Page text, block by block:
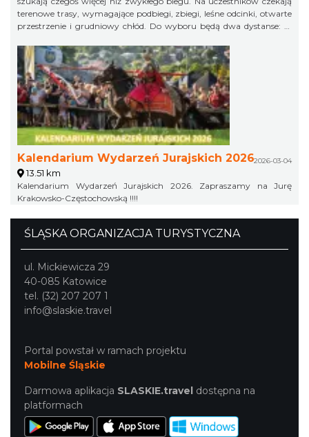
terenowe trasy, wymagające podbiegi, zbiegi, leśne odcinki, otwarte
przestrzenie i grudniowy chłód. Do wyboru będą dwa dystanse: 21
jako Extremalny Ćwierćmaraton Jurajski. Krótszy dystans jest
przeznaczony zarówno dla biegaczy, jak i miłośników nordic
walking. Trasy zostaną przygotowane bezpiecznie, ale zachowają
swój terenowy charakter i zimowy pazur.
Kalendarium Wydarzeń Jurajskich 20262026-03-04
13.51 km
Kalendarium Wydarzeń Jurajskich 2026. Zapraszamy na Jurę
Krakowsko-Częstochowską !!!!
ŚLĄSKA ORGANIZACJA TURYSTYCZNA
ul. Mickiewicza 29
40-085 Katowice
tel. (32) 207 207 1
info@slaskie.travel
Portal powstał w ramach projektu
Mobilne Śląskie
Darmowa aplikacja SLASKIE.travel dostępna na
platformach